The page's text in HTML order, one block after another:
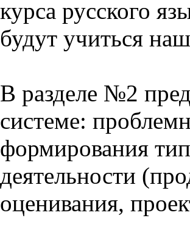
курса русского
будут учиться
В разделе №2
системе:
формирования
деятельности
оценивания,